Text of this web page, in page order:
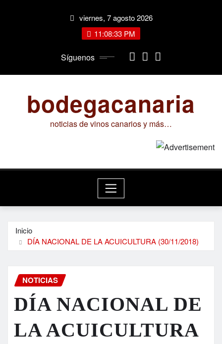
viernes, 7 agosto 2026
11:08:34 PM
Síguenos
bodegacanaria
noticias de vinos canarios y más…
Inicio
DÍA NACIONAL DE LA ACUICULTURA (30/11/2018)
NOTICIAS
DÍA NACIONAL DE
LA ACUICULTURA